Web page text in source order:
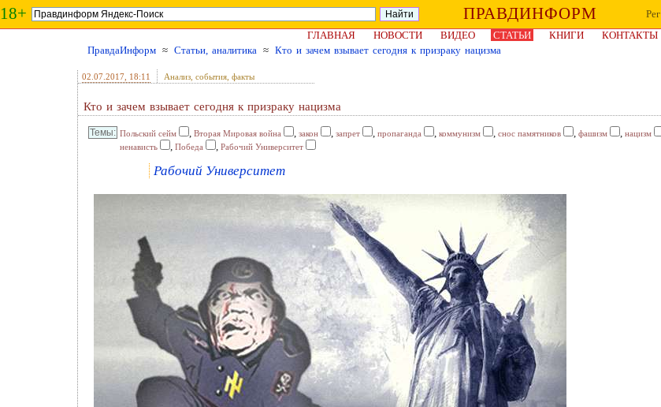
18+ ПРАВДИНФОРМ
Рег
ГЛАВНАЯ
НОВОСТИ ВИДЕО СТАТЬИ КНИГИ КОНТАКТЫ
ПравдаИнформ ≈ Статьи, аналитика ≈ Кто и зачем взывает сегодня к призраку нацизма
02.07.2017 , 18:11 Анализ, события, факты
Кто и зачем взывает сегодня к призраку нацизма
Польский сейм , Вторая Мировая война , закон , запрет , пропаганда , коммунизм , снос памятников , фашизм , нацизм
ненависть , Победа , Рабочий Университет
Рабочий Университет